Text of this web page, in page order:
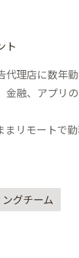
ト
理店に数年
金融、アプリ
リモートで勤
グチーム